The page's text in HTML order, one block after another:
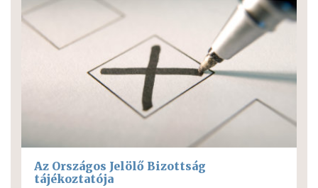
Az Országos Jelölő Bizottság
tájékoztatója